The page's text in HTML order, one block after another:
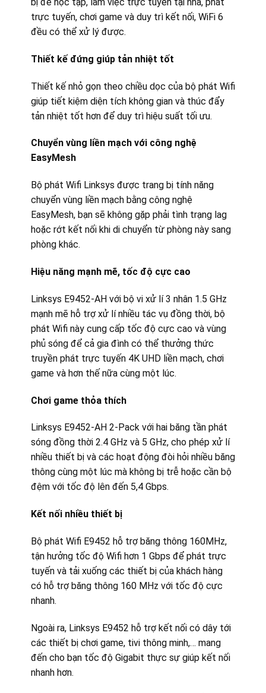
trực tuyến, chơi game và duy trì kết nối, WiFi 6
đều có thể xử lý được.
Thiết kế đứng giúp tản nhiệt tốt
Thiết kế nhỏ gọn theo chiều dọc của bộ phát Wifi
giúp tiết kiệm diện tích không gian và thúc đẩy
tản nhiệt tốt hơn để duy trì hiệu suất tối ưu.
Chuyển vùng liền mạch với công nghệ
EasyMesh
Bộ phát Wifi Linksys được trang bị tính năng
chuyển vùng liền mạch bằng công nghệ
EasyMesh, bạn sẽ không gặp phải tình trạng lag
hoặc rớt kết nối khi di chuyển từ phòng này sang
phòng khác.
Hiệu năng mạnh mẽ, tốc độ cực cao
Linksys E9452-AH với bộ vi xử lí 3 nhân 1.5 GHz
mạnh mẽ hỗ trợ xử lí nhiều tác vụ đồng thời, bộ
phát Wifi này cung cấp tốc độ cực cao và vùng
phủ sóng để cả gia đình có thể thưởng thức
truyền phát trực tuyến 4K UHD liền mạch, chơi
game và hơn thế nữa cùng một lúc.
Chơi game thỏa thích
Linksys E9452-AH 2-Pack với hai băng tần phát
sóng đồng thời 2.4 GHz và 5 GHz, cho phép xử lí
nhiều thiết bị và các hoạt động đòi hỏi nhiều băng
thông cùng một lúc mà không bị trễ hoặc cần bộ
đệm với tốc độ lên đến 5,4 Gbps.
Kết nối nhiều thiết bị
Bộ phát Wifi E9452 hỗ trợ băng thông 160MHz,
tận hưởng tốc độ Wifi hơn 1 Gbps để phát trực
tuyến và tải xuống các thiết bị của khách hàng
có hỗ trợ băng thông 160 MHz với tốc độ cực
nhanh.
Ngoài ra, Linksys E9452 hỗ trợ kết nối có dây tới
các thiết bị chơi game, tivi thông minh,… mang
đến cho bạn tốc độ Gigabit thực sự giúp kết nối
nhanh hơn.